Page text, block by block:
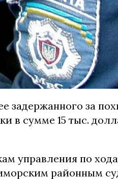
задержанного за
в сумме 15 тыс.
управления по
районным